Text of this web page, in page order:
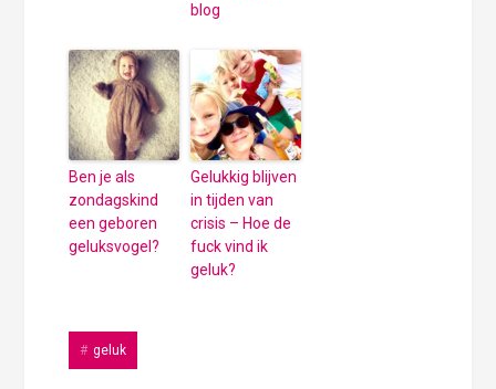
blog
Ben je als
zondagskind
een geboren
geluksvogel?
Gelukkig blijven
in tijden van
crisis – Hoe de
fuck vind ik
geluk?
geluk